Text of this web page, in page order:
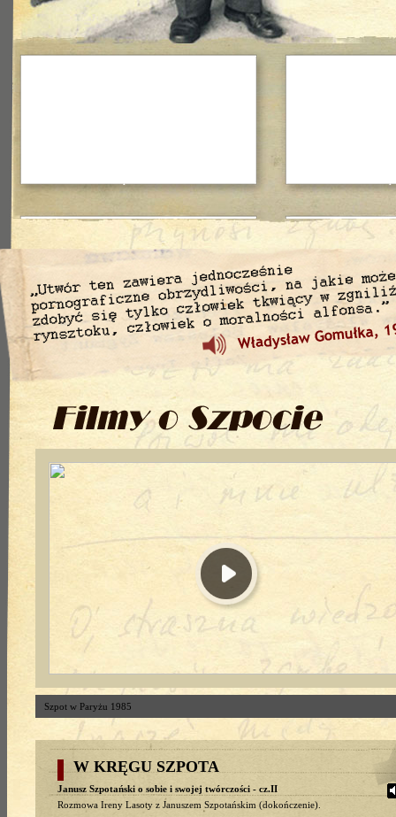
Caryca i zwierciadło
Zdjęcia i dokumenty
Szpot w Paryżu 1985
W KRĘGU SZPOTA
Janusz Szpotański o sobie i swojej twórczości - cz.II
Rozmowa Ireny Lasoty z Januszem Szpotańskim (dokończenie).